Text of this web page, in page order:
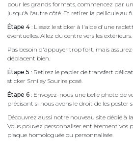
pour les grands formats, commencez par
jusqu'à l'autre côté. Et retirer la pellicule au
Étape 4 : Lissez le sticker à l'aide d'une
éventuelles. Allez du centre vers les extérieurs.
Pas besoin d'appuyer trop fort, mais
déplacent bien.
Étape 5 : Retirez le papier de transfert
sticker Smiley Sourire posé.
Étape 6 : Envoyez-nous une belle photo de
précisant si nous avons le droit de les poster
Découvrez aussi notre nouveau site dédié à la
Vous pouvez personnaliser entièrement vos
plaque homologuée ou personnalisée.